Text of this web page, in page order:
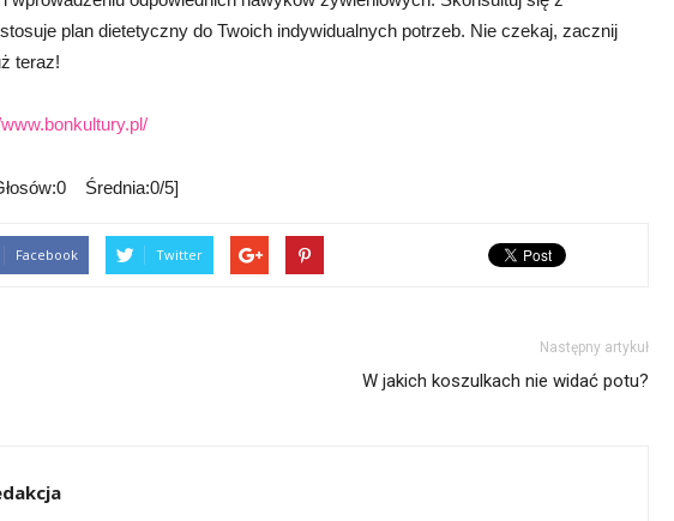
plan dietetyczny do Twoich indywidualnych potrzeb. Nie czekaj, zacznij
teraz!
Średnia:0/5]
Facebook Twitter
Następny artykuł
W jakich koszulkach nie widać potu?